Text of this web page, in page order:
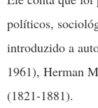
políticos,
introduzido a
1961), Herman
(1821-1881).